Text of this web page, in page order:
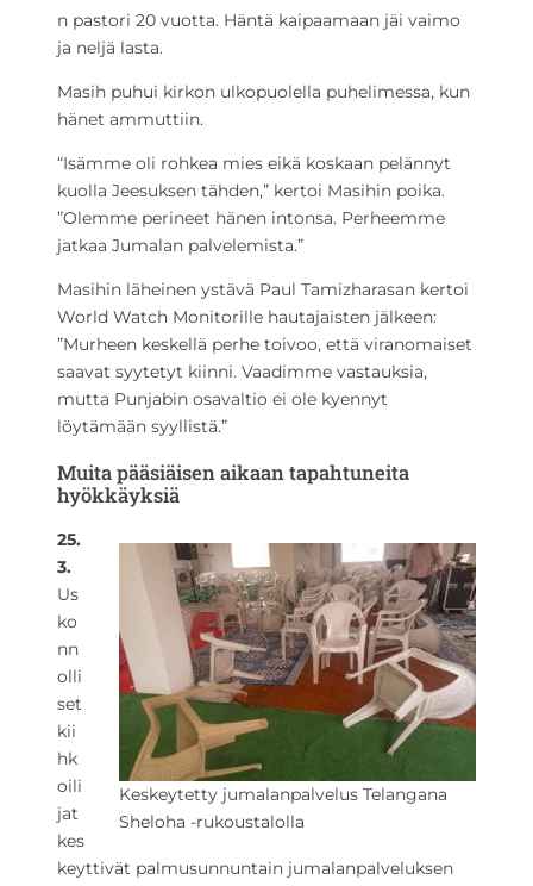
n pastori 20 vuotta. Häntä kaipaamaan jäi vaimo
ja neljä lasta.
Masih puhui kirkon ulkopuolella puhelimessa, kun
hänet ammuttiin.
“Isämme oli rohkea mies eikä koskaan pelännyt
kuolla Jeesuksen tähden,” kertoi Masihin poika.
”Olemme perineet hänen intonsa. Perheemme
jatkaa Jumalan palvelemista.”
Masihin läheinen ystävä Paul Tamizharasan kertoi
World Watch Monitorille hautajaisten jälkeen:
”Murheen keskellä perhe toivoo, että viranomaiset
saavat syytetyt kiinni. Vaadimme vastauksia,
mutta Punjabin osavaltio ei ole kyennyt
löytämään syyllistä.”
Muita pääsiäisen aikaan tapahtuneita
hyökkäyksiä
Keskeytetty jumalanpalvelus Telangana
Sheloha -rukoustalolla
25.
3.
Us
ko
nn
olli
set
kii
hk
oili
jat
kes
keyttivät palmusunnuntain jumalanpalveluksen